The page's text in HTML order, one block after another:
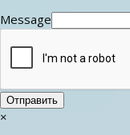
Message
Отправить
×